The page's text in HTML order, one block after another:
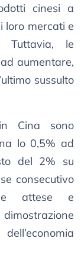
cinesi a
loro mercati e
Tuttavia, le
aumentare,
sussulto
Cina sono
lo 0,5% ad
del 2% su
consecutivo
attese e